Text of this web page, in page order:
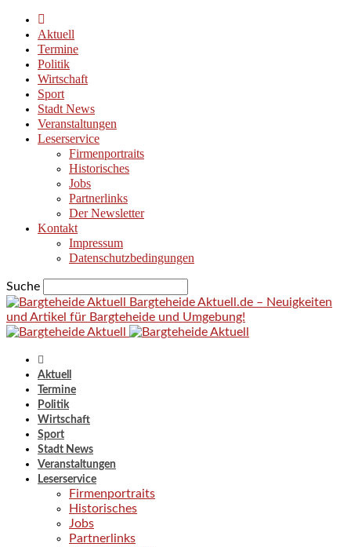
Aktuell
Termine
Politik
Wirtschaft
Sport
Stadt News
Veranstaltungen
Leserservice
Firmenportraits
Historisches
Jobs
Partnerlinks
Der Newsletter
Kontakt
Impressum
Datenschutzbedingungen
Suche
Bargteheide Aktuell.de – Neuigkeiten
und Artikel für Bargteheide und Umgebung!
Aktuell
Termine
Politik
Wirtschaft
Sport
Stadt News
Veranstaltungen
Leserservice
Firmenportraits
Historisches
Jobs
Partnerlinks